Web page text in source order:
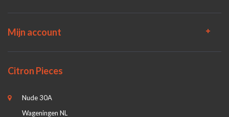
Mijn account
Citron Pieces
Nude 30A
Wageningen NL